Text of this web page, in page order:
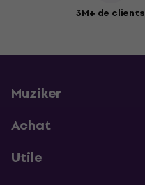
3M+ de clients
Muziker
Achat
Utile